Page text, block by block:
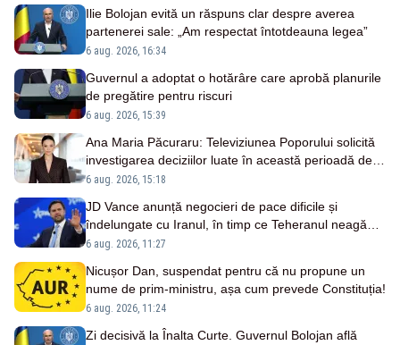
Ilie Bolojan evită un răspuns clar despre averea
partenerei sale: „Am respectat întotdeauna legea”
6 aug. 2026, 16:34
Guvernul a adoptat o hotărâre care aprobă planurile
de pregătire pentru riscuri
6 aug. 2026, 15:39
Ana Maria Păcuraru: Televiziunea Poporului solicită
investigarea deciziilor luate în această perioadă de
criză enegetică
6 aug. 2026, 15:18
JD Vance anunță negocieri de pace dificile și
îndelungate cu Iranul, în timp ce Teheranul neagă
existența discuțiilor cu SUA
6 aug. 2026, 11:27
Nicușor Dan, suspendat pentru că nu propune un
nume de prim-ministru, așa cum prevede Constituția!
6 aug. 2026, 11:24
Zi decisivă la Înalta Curte. Guvernul Bolojan află